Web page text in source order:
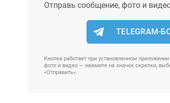
Отправь сообщение, фото и
TELEGRAM-
Кнопка работает при установленном
фото и видео — нажмите на значок скрепки,
«Отправить».